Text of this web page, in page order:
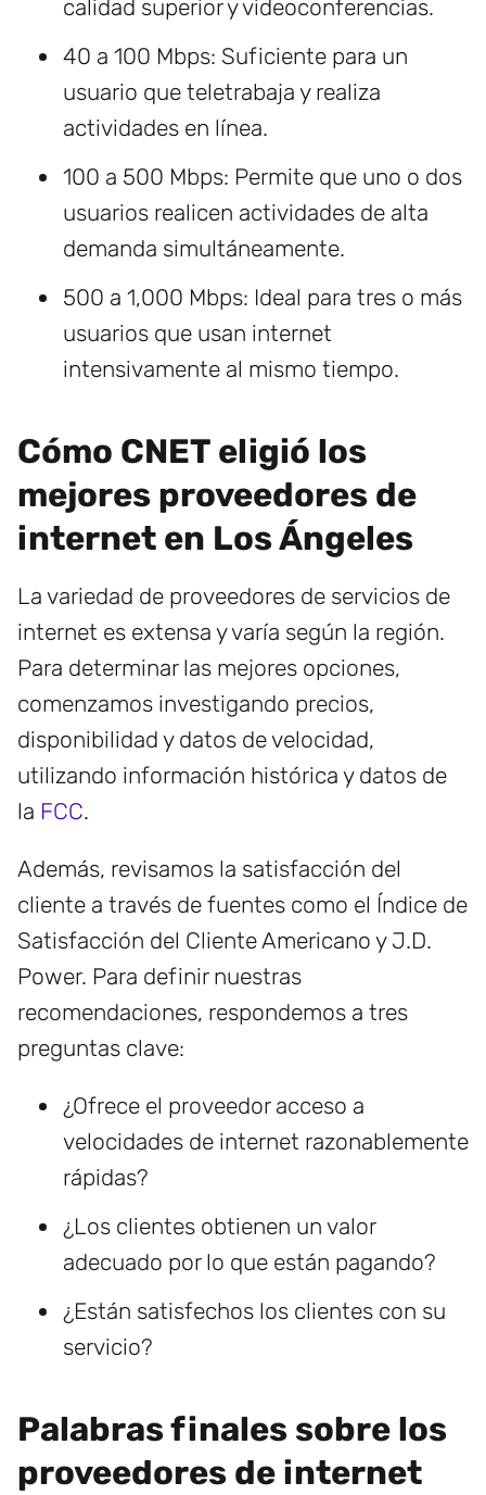
calidad superior y videoconferencias.
40 a 100 Mbps: Suficiente para un
usuario que teletrabaja y realiza
actividades en línea.
100 a 500 Mbps: Permite que uno o dos
usuarios realicen actividades de alta
demanda simultáneamente.
500 a 1,000 Mbps: Ideal para tres o más
usuarios que usan internet
intensivamente al mismo tiempo.
Cómo CNET eligió los
mejores proveedores de
internet en Los Ángeles
La variedad de proveedores de servicios de
internet es extensa y varía según la región.
Para determinar las mejores opciones,
comenzamos investigando precios,
disponibilidad y datos de velocidad,
utilizando información histórica y datos de
la FCC.
Además, revisamos la satisfacción del
cliente a través de fuentes como el Índice de
Satisfacción del Cliente Americano y J.D.
Power. Para definir nuestras
recomendaciones, respondemos a tres
preguntas clave:
¿Ofrece el proveedor acceso a
velocidades de internet razonablemente
rápidas?
¿Los clientes obtienen un valor
adecuado por lo que están pagando?
¿Están satisfechos los clientes con su
servicio?
Palabras finales sobre los
proveedores de internet